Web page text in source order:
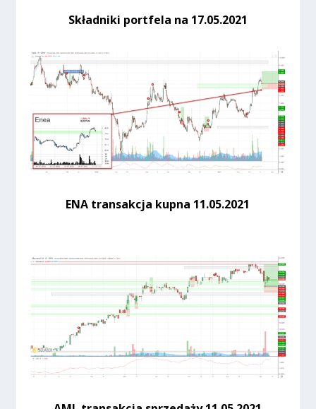
Składniki portfela na 17.05.2021
ENA transakcja kupna 11.05.2021